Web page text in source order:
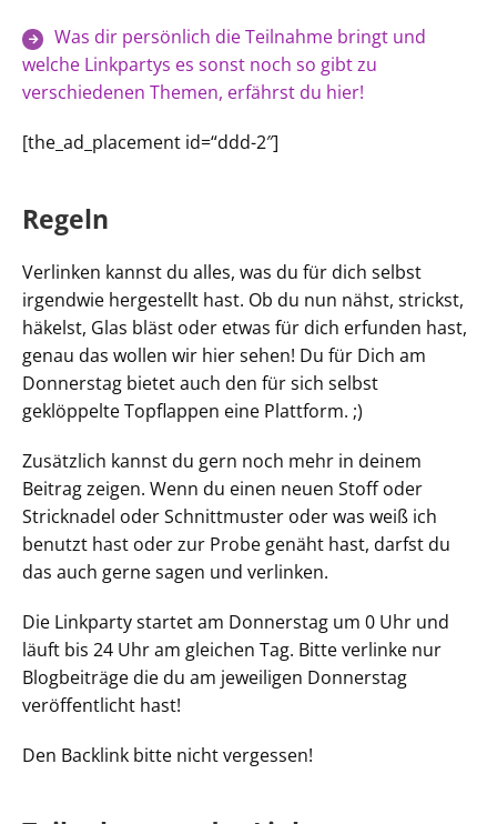
Was dir persönlich die Teilnahme bringt und
welche Linkpartys es sonst noch so gibt zu
verschiedenen Themen, erfährst du hier!
[the_ad_placement id=“ddd-2″]
Regeln
Verlinken kannst du alles, was du für dich selbst
irgendwie hergestellt hast. Ob du nun nähst, strickst,
häkelst, Glas bläst oder etwas für dich erfunden hast,
genau das wollen wir hier sehen! Du für Dich am
Donnerstag bietet auch den für sich selbst
geklöppelte Topflappen eine Plattform. ;)
Zusätzlich kannst du gern noch mehr in deinem
Beitrag zeigen. Wenn du einen neuen Stoff oder
Stricknadel oder Schnittmuster oder was weiß ich
benutzt hast oder zur Probe genäht hast, darfst du
das auch gerne sagen und verlinken.
Die Linkparty startet am Donnerstag um 0 Uhr und
läuft bis 24 Uhr am gleichen Tag. Bitte verlinke nur
Blogbeiträge die du am jeweiligen Donnerstag
veröffentlicht hast!
Den Backlink bitte nicht vergessen!